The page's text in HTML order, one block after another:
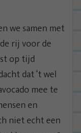
we samen met
rij voor de
op tijd
dat ‘t wel
mee te
en
niet echt een